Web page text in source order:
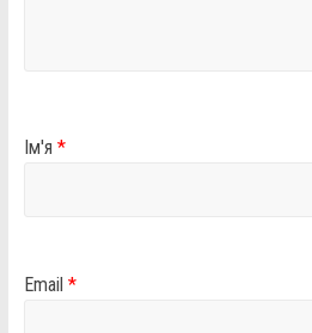
Ім'я *
Email *